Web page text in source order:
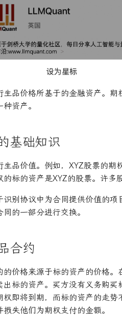
生品价格所基于的金融资产。期
资产。
基础知识
生品价值。例如，XYZ股票的
的标的资产是XYZ的股票。许多
识别协议中为合同提供价值的
的一部分进行交换。
合约
的价格来源于标的资产的价格
出标的资产。买方没有义务购
权即将到期，而标的资产的走
失他们为期权支付的金额。